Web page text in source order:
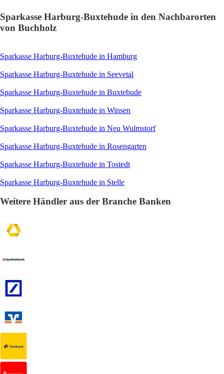
Sparkasse Harburg-Buxtehude in den Nachbarorten
von Buchholz
Sparkasse Harburg-Buxtehude in Hamburg
Sparkasse Harburg-Buxtehude in Seevetal
Sparkasse Harburg-Buxtehude in Buxtehude
Sparkasse Harburg-Buxtehude in Winsen
Sparkasse Harburg-Buxtehude in Neu Wulmstorf
Sparkasse Harburg-Buxtehude in Rosengarten
Sparkasse Harburg-Buxtehude in Tostedt
Sparkasse Harburg-Buxtehude in Stelle
Weitere Händler aus der Branche Banken